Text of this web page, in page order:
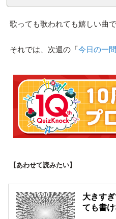
歌っても歌われても嬉しい曲で
それでは、次週の「今日の一
【あわせて読みたい】
大きす
ても書